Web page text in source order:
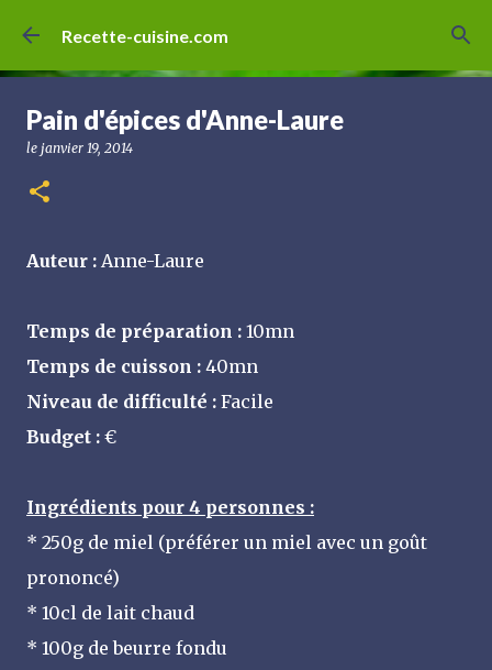
Accéder au contenu principal
Recette-cuisine.com
Pain d'épices d'Anne-Laure
le janvier 19, 2014
Auteur : Anne-Laure
Temps de préparation : 10mn
Temps de cuisson : 40mn
Niveau de difficulté : Facile
Budget : €
Ingrédients pour 4 personnes :
* 250g de miel (préférer un miel avec un goût
prononcé)
* 10cl de lait chaud
* 100g de beurre fondu